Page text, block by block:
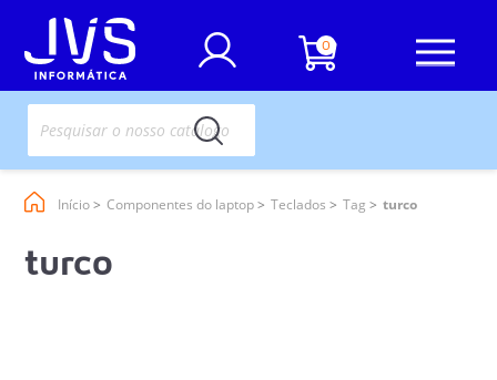
0
Início Componentes do laptop Teclados Tag turco
turco